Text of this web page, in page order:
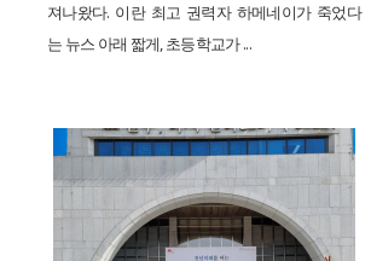
져나왔다. 이란 최고 권력자 하메네이가 죽었다
는 뉴스 아래 짧게, 초등학교가 ...